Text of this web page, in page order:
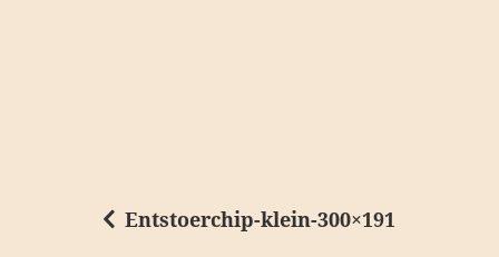
Entstoerchip-klein-300×191